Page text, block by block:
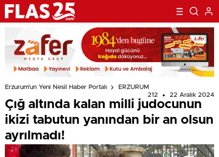
Erzurum'un Yeni Nesil Haber Portalı
ERZURUM
212
22 Aralık 2024
Çığ altında kalan milli judocunun
ikizi tabutun yanından bir an olsun
ayrılmadı!